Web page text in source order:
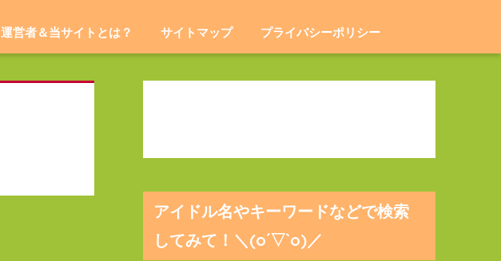
運営者＆当サイトとは？ サイトマップ プライバシーポリシー
アイドル名やキーワードなどで検索
してみて！＼(o´▽`o)／